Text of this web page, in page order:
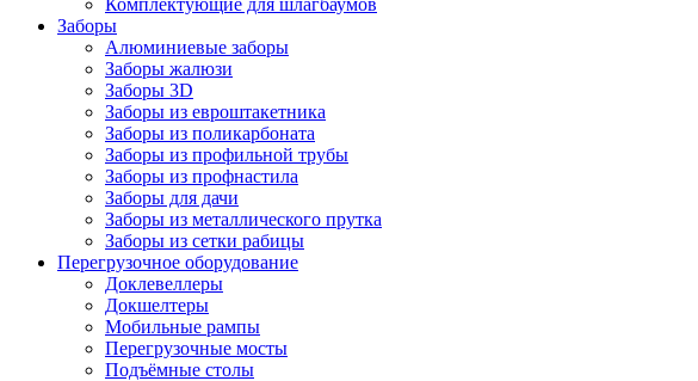
Заборы
Алюминиевые заборы
Заборы жалюзи
Заборы 3D
Заборы из евроштакетника
Заборы из поликарбоната
Заборы из профильной трубы
Заборы из профнастила
Заборы для дачи
Заборы из металлического прутка
Заборы из сетки рабицы
Перегрузочное оборудование
Доклевеллеры
Докшелтеры
Мобильные рампы
Перегрузочные мосты
Подъёмные столы